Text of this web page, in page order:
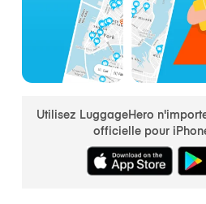
Utilisez LuggageHero
officielle pour